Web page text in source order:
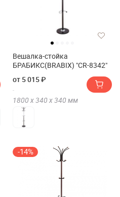
Вешалка-стойка
БРАБИКС(BRABIX) "CR-8342"
от 5 015 ₽
1800 х340 х340 мм
-14%